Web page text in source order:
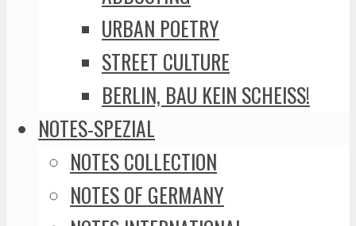
URBAN POETRY
STREET CULTURE
BERLIN, BAU KEIN SCHEISS!
NOTES-SPEZIAL
NOTES COLLECTION
NOTES OF GERMANY